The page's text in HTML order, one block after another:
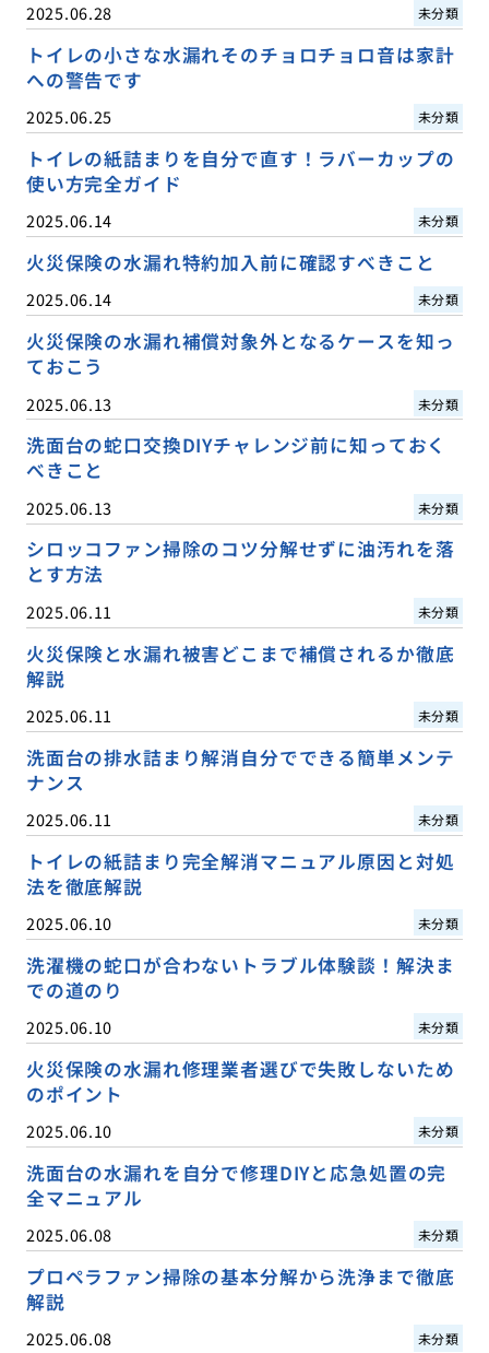
2025.06.28 未分類
トイレの小さな水漏れそのチョロチョロ音は家計
への警告です
2025.06.25 未分類
トイレの紙詰まりを自分で直す！ラバーカップの
使い方完全ガイド
2025.06.14 未分類
火災保険の水漏れ特約加入前に確認すべきこと
2025.06.14 未分類
火災保険の水漏れ補償対象外となるケースを知っ
ておこう
2025.06.13 未分類
洗面台の蛇口交換DIYチャレンジ前に知っておく
べきこと
2025.06.13 未分類
シロッコファン掃除のコツ分解せずに油汚れを落
とす方法
2025.06.11 未分類
火災保険と水漏れ被害どこまで補償されるか徹底
解説
2025.06.11 未分類
洗面台の排水詰まり解消自分でできる簡単メンテ
ナンス
2025.06.11 未分類
トイレの紙詰まり完全解消マニュアル原因と対処
法を徹底解説
2025.06.10 未分類
洗濯機の蛇口が合わないトラブル体験談！解決ま
での道のり
2025.06.10 未分類
火災保険の水漏れ修理業者選びで失敗しないため
のポイント
2025.06.10 未分類
洗面台の水漏れを自分で修理DIYと応急処置の完
全マニュアル
2025.06.08 未分類
プロペラファン掃除の基本分解から洗浄まで徹底
解説
2025.06.08 未分類